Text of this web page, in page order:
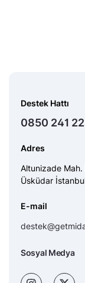
Destek Hattı
0850 241 22
Adres
Altunizade Mah.
Üsküdar
E-mail
Sosyal Medya